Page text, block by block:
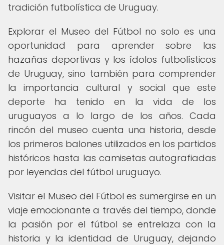
tradición futbolística de Uruguay.
Explorar el Museo del Fútbol no solo es una
oportunidad para aprender sobre las
hazañas deportivas y los ídolos futbolísticos
de Uruguay, sino también para comprender
la importancia cultural y social que este
deporte ha tenido en la vida de los
uruguayos a lo largo de los años. Cada
rincón del museo cuenta una historia, desde
los primeros balones utilizados en los partidos
históricos hasta las camisetas autografiadas
por leyendas del fútbol uruguayo.
Visitar el Museo del Fútbol es sumergirse en un
viaje emocionante a través del tiempo, donde
la pasión por el fútbol se entrelaza con la
historia y la identidad de Uruguay, dejando